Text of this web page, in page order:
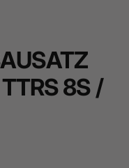
8S /